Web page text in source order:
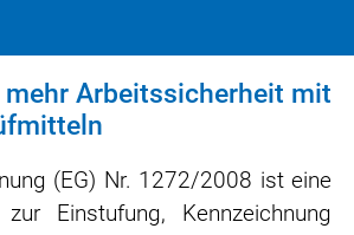
mehr Arbeitssicherheit mit
(EG) Nr. 1272/2008 ist eine
zur Einstufung, Kennzeichnung